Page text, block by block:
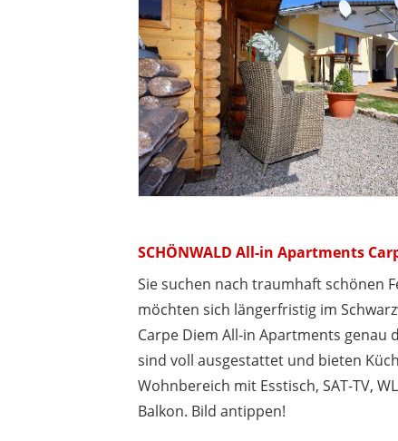
SCHÖNWALD All-in Apartments
Sie suchen nach traumhaft schönen
möchten sich längerfristig im
Carpe Diem All-in Apartments genau
sind voll ausgestattet und bieten
Wohnbereich mit Esstisch, SAT-TV,
Balkon. Bild antippen!